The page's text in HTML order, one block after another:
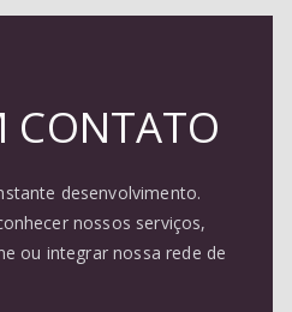
CONTATO
desenvolvimento.
nossos serviços,
ou integrar nossa rede de